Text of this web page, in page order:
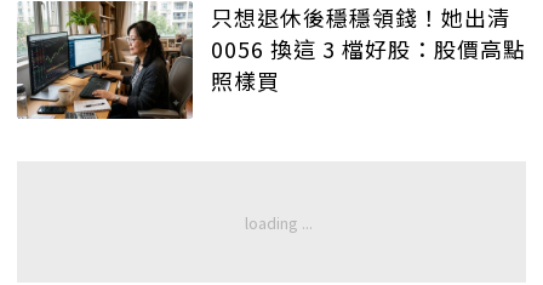
只想退休後穩穩領錢！她出清
0056 換這 3 檔好股：股價高點
照樣買